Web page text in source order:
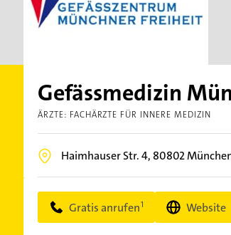
Gefässmedizin
ÄRZTE: FACHÄRZTE FÜR INNERE MEDIZIN
Haimhauser Str. 4, 80802
Gratis anrufen Website